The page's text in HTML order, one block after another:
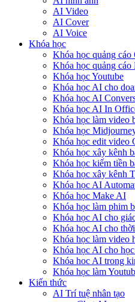
AI Video
AI Cover
AI Voice
Khóa học
Khóa học quảng cáo
Khóa học quảng cáo
Khóa học Youtube
Khóa học AI cho
Khóa học AI
Khóa học AI In
Khóa học làm video
Khóa học
Khóa học edit video
Khóa học xây kênh
Khóa học kiếm tiền
Khóa học xây kênh
Khóa học AI
Khóa học Make AI
Khóa học làm phim
Khóa học AI cho
Khóa học AI cho
Khóa học làm video
Khóa học AI cho
Khóa hoc AI trong
Khóa học làm
Kiến thức
AI Trí tuệ nhân tạo